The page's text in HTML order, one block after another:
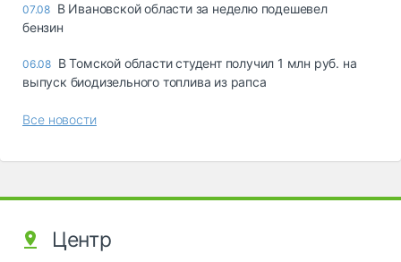
07.08 В Ивановской области за неделю подешевел
бензин
06.08 В Томской области студент получил 1 млн руб. на
выпуск биодизельного топлива из рапса
Все новости
Центр